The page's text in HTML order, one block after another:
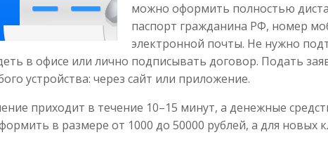
можно оформить полностью
паспорт гражданина РФ, номер
электронной почты. Не нужно
в офисе или лично подписывать договор. Подать
устройства: через сайт или приложение.
приходит в течение 10–15 минут, а денежные
в размере от 1000 до 50000 рублей, а для новых